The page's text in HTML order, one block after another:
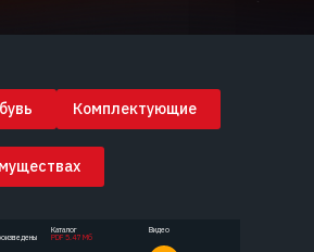
Комплектующие
Каталог
PDF 5.47 Мб
Видео